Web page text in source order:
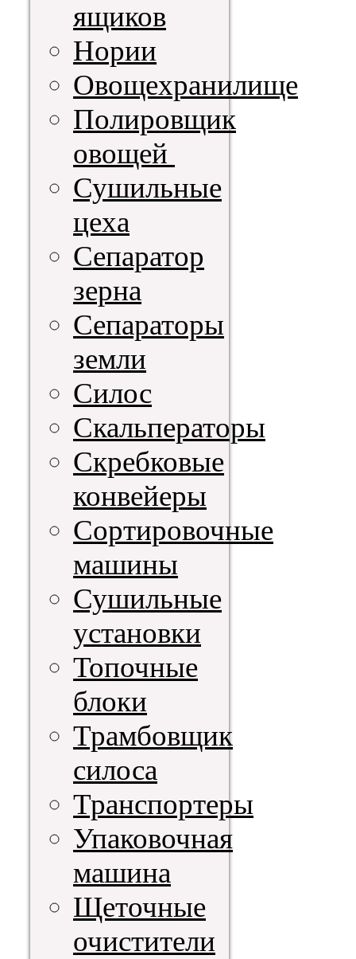
ящиков
Нории
Овощехранилище
Полировщик
овощей
Сушильные
цеха
Сепаратор
зерна
Сепараторы
земли
Силос
Скальператоры
Скребковые
конвейеры
Сортировочные
машины
Сушильные
установки
Топочные
блоки
Трамбовщик
силоса
Транспортеры
Упаковочная
машина
Щеточные
очистители